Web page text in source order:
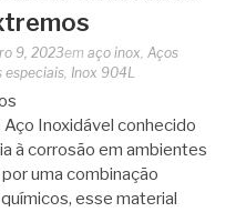
9, 2023em aço inox, Aços
especiais, Inox 904L
Inoxidável conhecido
à corrosão em ambientes
uma combinação
esse material